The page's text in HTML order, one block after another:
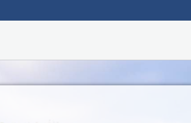
Hauptnavigation